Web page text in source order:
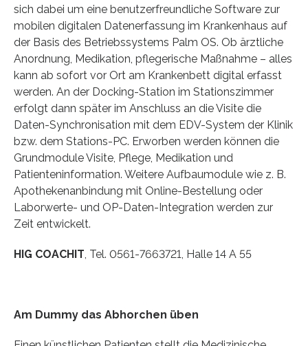
sich dabei um eine benutzerfreundliche Software zur
mobilen digitalen Datenerfassung im Krankenhaus auf
der Basis des Betriebssystems Palm OS. Ob ärztliche
Anordnung, Medikation, pflegerische Maßnahme – alles
kann ab sofort vor Ort am Krankenbett digital erfasst
werden. An der Docking-Station im Stationszimmer
erfolgt dann später im Anschluss an die Visite die
Daten-Synchronisation mit dem EDV-System der Klinik
bzw. dem Stations-PC. Erworben werden können die
Grundmodule Visite, Pflege, Medikation und
Patienteninformation. Weitere Aufbaumodule wie z. B.
Apothekenanbindung mit Online-Bestellung oder
Laborwerte- und OP-Daten-Integration werden zur
Zeit entwickelt.
HIG COACHIT , Tel. 0561-7663721, Halle 14 A 55
Am Dummy das Abhorchen üben